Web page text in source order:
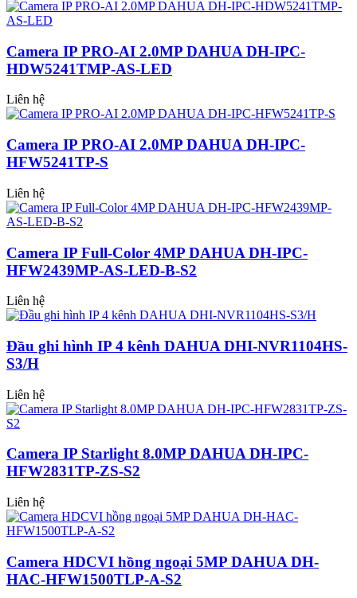
Camera IP PRO-AI 2.0MP DAHUA DH-IPC-
HDW5241TMP-AS-LED
Liên hệ
Camera IP PRO-AI 2.0MP DAHUA DH-IPC-
HFW5241TP-S
Liên hệ
Camera IP Full-Color 4MP DAHUA DH-IPC-
HFW2439MP-AS-LED-B-S2
Liên hệ
Đầu ghi hình IP 4 kênh DAHUA DHI-NVR1104HS-
S3/H
Liên hệ
Camera IP Starlight 8.0MP DAHUA DH-IPC-
HFW2831TP-ZS-S2
Liên hệ
Camera HDCVI hồng ngoại 5MP DAHUA DH-
HAC-HFW1500TLP-A-S2